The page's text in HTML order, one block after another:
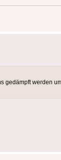
gedämpft werden